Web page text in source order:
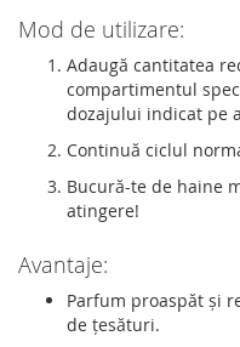
Mod de utilizare:
Adaugă cantitatea
compartimentul
dozajului indicat pe
Continuă ciclul
Bucură-te de haine
atingere!
Avantaje:
Parfum proaspăt și
de țesături.